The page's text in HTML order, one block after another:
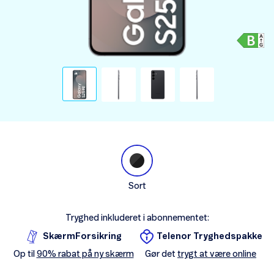
Sort
Tryghed inkluderet i abonnementet:
SkærmForsikring
Op til 90% rabat på ny skærm
Telenor Tryghedspakke
Gør det trygt at være online